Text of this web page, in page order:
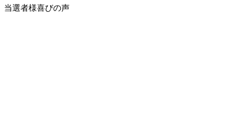
当選者様喜びの声